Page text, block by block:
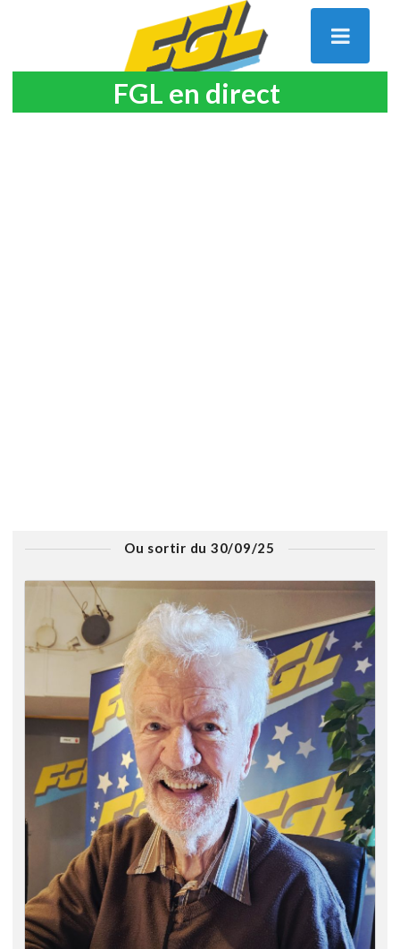
FGL en direct
Ou sortir du 30/09/25